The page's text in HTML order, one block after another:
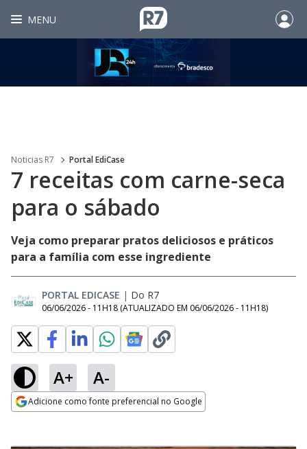
MENU
Noticias R7 Portal EdiCase
7 receitas com carne-seca
para o sábado
Veja como preparar pratos deliciosos e práticos
para a família com esse ingrediente
PORTAL EDICASE | Do R7
06/06/2026 - 11H18 (ATUALIZADO EM 06/06/2026 - 11H18)
A+ A-
Adicione como fonte preferencial no Google